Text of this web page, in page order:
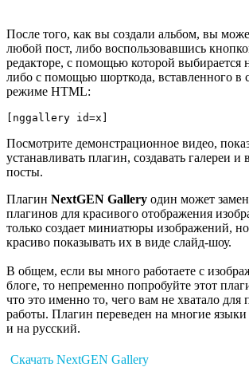
После того, как вы создали альбом, вы
любой пост, либо воспользовавшись
редакторе, с помощью которой выбирается
либо с помощью шорткода, вставленного в
режиме HTML:
[nggallery id=x]
Посмотрите демонстрационное видео,
устанавливать плагин, создавать галереи и
посты.
Плагин NextGEN Gallery один может
плагинов для красивого отображения
только создает миниатюры изображений,
красиво показывать их в виде слайд-шоу.
В общем, если вы много работаете с
блоге, то непременно попробуйте этот
что это именно то, чего вам не хватало для
работы. Плагин переведен на многие
и на русский.
Скачать NextGEN Gallery